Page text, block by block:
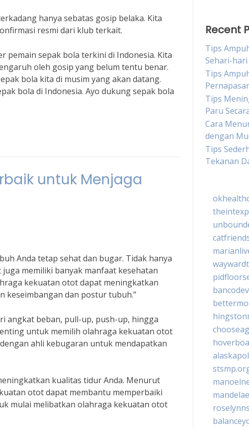
hanya sebatas gosip belaka. Kita
resmi dari klub terkait.
sepak bola terkini di Indonesia. Kita
oleh gosip yang belum tentu benar.
bola kita di musim yang akan datang.
bola di Indonesia. Ayo dukung sepak bola
untuk Menjaga
Anda tetap sehat dan bugar. Tidak hanya
memiliki banyak manfaat kesehatan
kekuatan otot dapat meningkatkan
keseimbangan dan postur tubuh.”
angkat beban, pull-up, push-up, hingga
untuk memilih olahraga kekuatan otot
ahli kebugaran untuk mendapatkan
kualitas tidur Anda. Menurut
otot dapat membantu memperbaiki
mulai melibatkan olahraga kekuatan otot
Recent
Tips
Sehari-hari
Tips
Tips
Paru
Cara
dengan
Tips
Tekanan